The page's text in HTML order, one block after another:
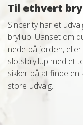
Til ethvert
Sincerity har et
bryllup. Uanset om
nede på jorden,
slotsbryllup med et
sikker på at finde en
store udvalg.